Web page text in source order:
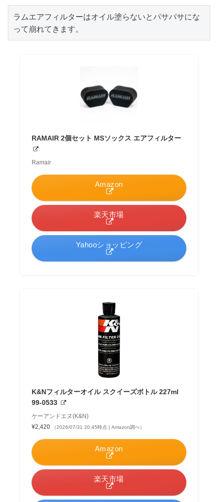
ラムエアフィルターはオイル塗らないとパサパサにな
って崩れてきます。
RAMAIR 2個セット MSソックス エアフィルター
Ramair
Amazon
楽天市場
Yahooショッピング
K&Nフィルターオイル スクイーズボトル 227ml
99-0533
ケーアンドエヌ(K&N)
¥2,420
（2026/07/31 20:45時点 | Amazon調べ）
Amazon
楽天市場